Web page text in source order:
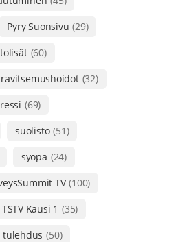
Pyry Suonsivu (29)
(60)
ravitsemushoidot (32)
(69)
suolisto (51)
syöpä (24)
TV (100)
TSTV Kausi 1 (35)
tulehdus (50)